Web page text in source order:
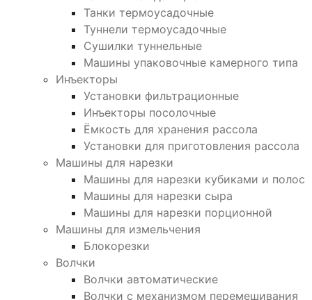
Танки термоусадочные
Туннели термоусадочные
Сушилки туннельные
Машины упаковочные камерного типа
Инъекторы
Установки фильтрационные
Инъекторы посолочные
Ёмкость для хранения рассола
Установки для приготовления рассола
Машины для нарезки
Машины для нарезки кубиками и полос
Машины для нарезки сыра
Машины для нарезки порционной
Машины для измельчения
Блокорезки
Волчки
Волчки автоматические
Волчки с механизмом перемешивания